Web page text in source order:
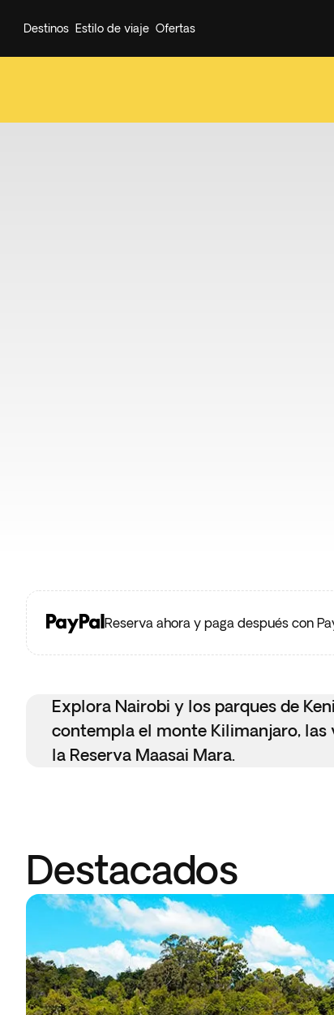
Destinos Estilo de viaje Ofertas
Reserva ahora y paga después con
Explora Nairobi y los parques de
contempla el monte Kilimanjaro, las
la Reserva Maasai Mara.
Destacados